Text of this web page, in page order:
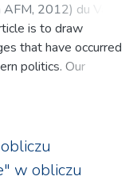
AFM, 2012) du Vall,
Agnieszka
is to draw
that have occurred
politics. Our
the issue of
enhances this
politics in
It can be said
w obliczu